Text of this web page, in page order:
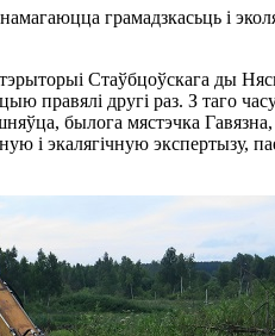
грамадзкасьць і
Стаўбцоўскага ды
правялі другі раз. З таго
былога мястэчка
і экалягічную экспертызу,